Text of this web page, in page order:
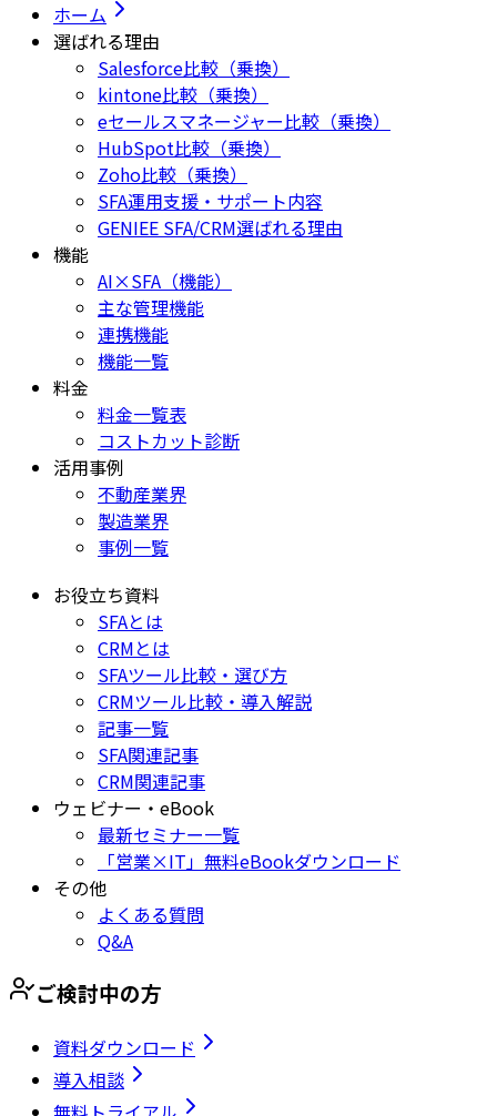
ホーム
選ばれる理由
Salesforce比較（乗換）
kintone比較（乗換）
eセールスマネージャー比較（乗換）
HubSpot比較（乗換）
Zoho比較（乗換）
SFA運用支援・サポート内容
GENIEE SFA/CRM選ばれる理由
機能
AI×SFA（機能）
主な管理機能
連携機能
機能一覧
料金
料金一覧表
コストカット診断
活用事例
不動産業界
製造業界
事例一覧
お役立ち資料
SFAとは
CRMとは
SFAツール比較・選び方
CRMツール比較・導入解説
記事一覧
SFA関連記事
CRM関連記事
ウェビナー・eBook
最新セミナー一覧
「営業×IT」無料eBookダウンロード
その他
よくある質問
Q&A
ご検討中の方
資料ダウンロード
導入相談